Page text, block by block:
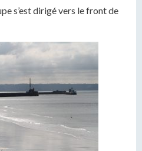
s’est dirigé vers le front de